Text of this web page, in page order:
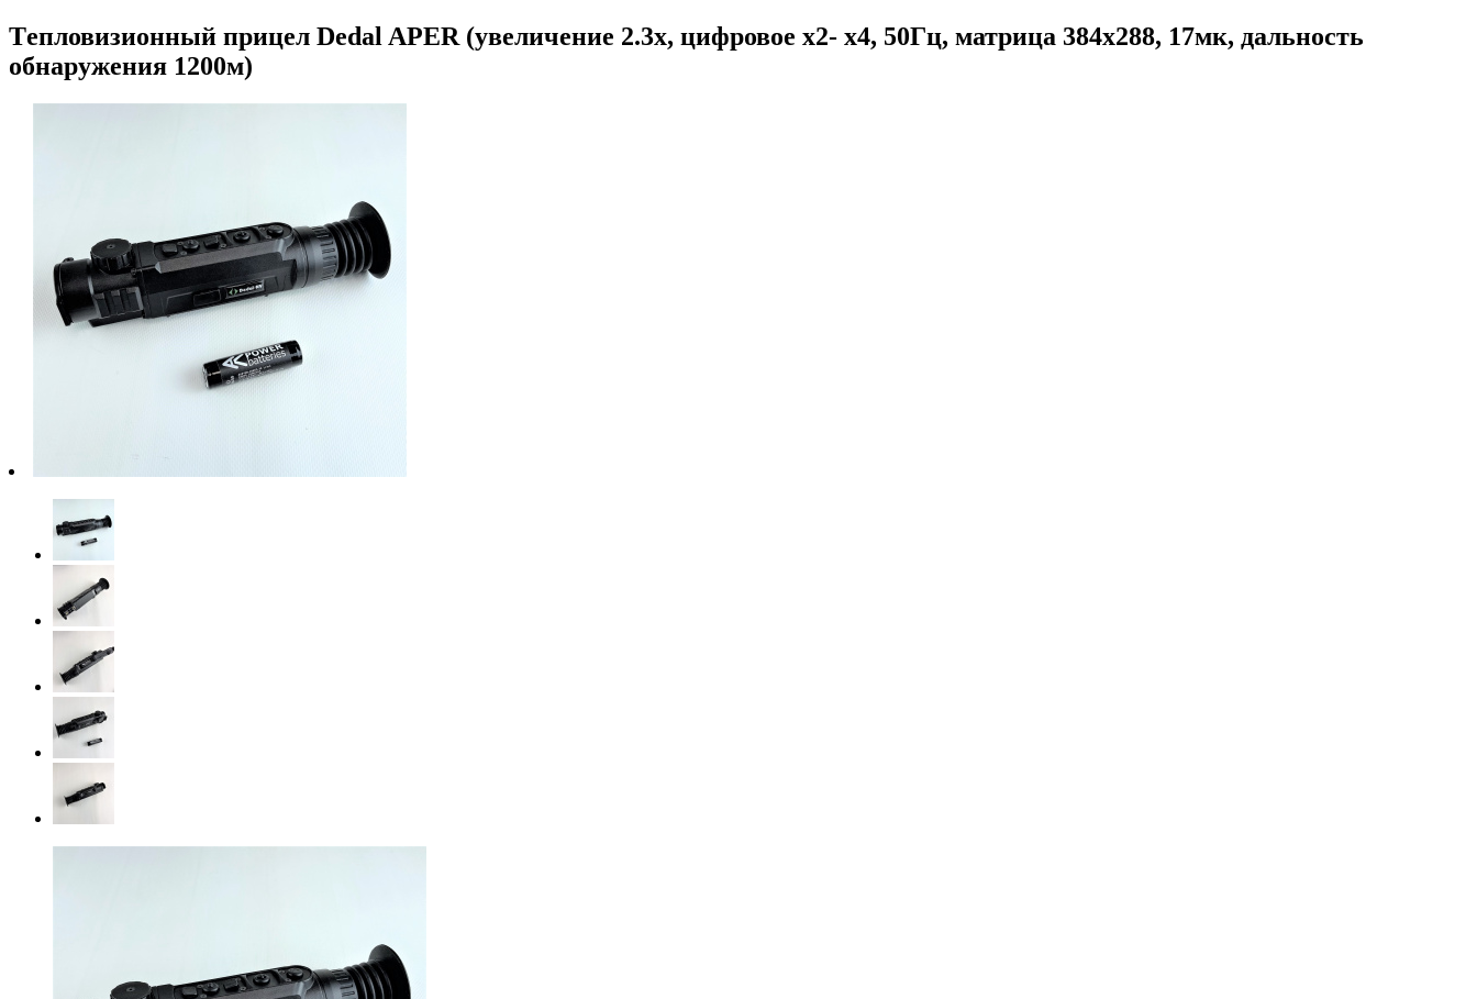
Tепловизионный прицел Dedal APER (увеличение 2.3x, цифровое х2- х4, 50Гц, матрица 384х288, 17мк, дальность
обнаружения 1200м)